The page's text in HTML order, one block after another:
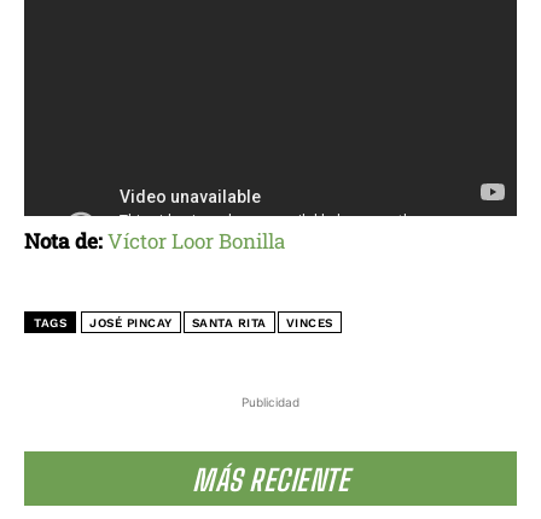
Publicidad
MÁS RECIENTE
Nota de:Víctor Loor Bonilla
TAGS JOSÉ PINCAY SANTA RITA VINCES